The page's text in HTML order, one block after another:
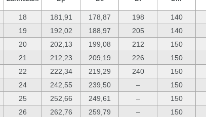
18 181,91 178,87 198 140
19 192,02 188,97 205 140
20 202,13 199,08 212 150
21 212,23 209,19 226 150
22 222,34 219,29 240 150
24 242,55 239,50 – 150
25 252,66 249,61 – 150
26 262,76 259,79 – 150